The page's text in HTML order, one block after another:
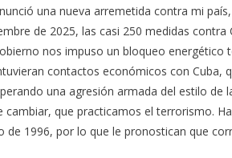
una nueva arremetida contra mi
de 2025, las casi 250 medidas
nos impuso un bloqueo
contactos económicos con Cuba,
una agresión armada del estilo
cambiar, que practicamos el terrorismo.
de 1996, por lo que le pronostican que